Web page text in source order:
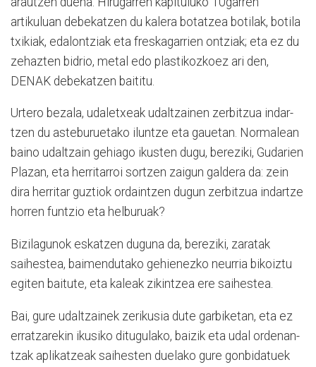
artikuluan debekatzen du ka­lera botatzea botilak, botila
txikiak, edalontziak eta freskagarrien ontziak; eta ez du
zehazten bidrio, metal edo plastikozkoez ari den,
DENAK debekatzen baititu.
Urtero bezala, udaletxeak udaltzainen zerbitzua indar­
tzen du asteburuetako iluntze eta gauetan. Normalean
baino udaltzain gehiago ikusten dugu, bereziki, Gudarien
Pla­zan, eta herritarroi sortzen zai­gun galdera da: zein
dira herritar guztiok ordaintzen dugun zerbitzua indartze
ho­rren funtzio eta helburuak?
Bizilagunok eskatzen du­gu­na da, bereziki, zaratak
saihestea, baimendutako gehi­enezko neurria bikoiztu
egiten baitute, eta kaleak zikintzea ere saihestea.
Bai, gure udaltzainek zerikusia dute garbiketan, eta ez
erratzarekin ikusiko ditugulako, baizik eta udal ordenan­
tzak aplikatzeak saihesten duelako gure gonbidatuek